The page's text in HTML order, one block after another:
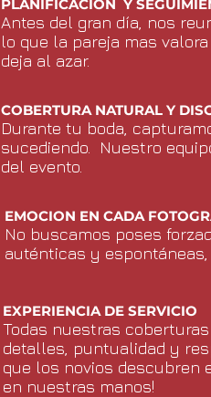
PLANIFICACIÓN Y
Antes del gran día, nos
lo que la pareja mas
deja al azar.
COBERTURA NATURAL Y
Durante tu boda,
sucediendo. Nuestro
del evento.
EMOCION EN CADA
No buscamos poses
auténticas y
EXPERIENCIA DE SERVICIO
Todas nuestras
detalles, puntualidad y
que los novios
en nuestras manos!